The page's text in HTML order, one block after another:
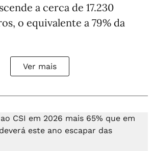
a cerca de 17.230
o equivalente a 79% da
Ver mais